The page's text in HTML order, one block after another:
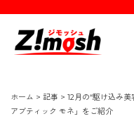
ホーム > 記事 > 12月の“駆け込み
アブティック モネ」をご紹介